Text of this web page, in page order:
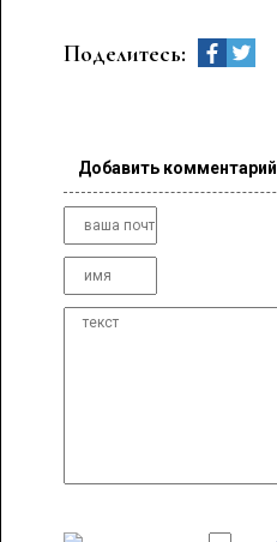
Поделитесь:
Добавить комментарий